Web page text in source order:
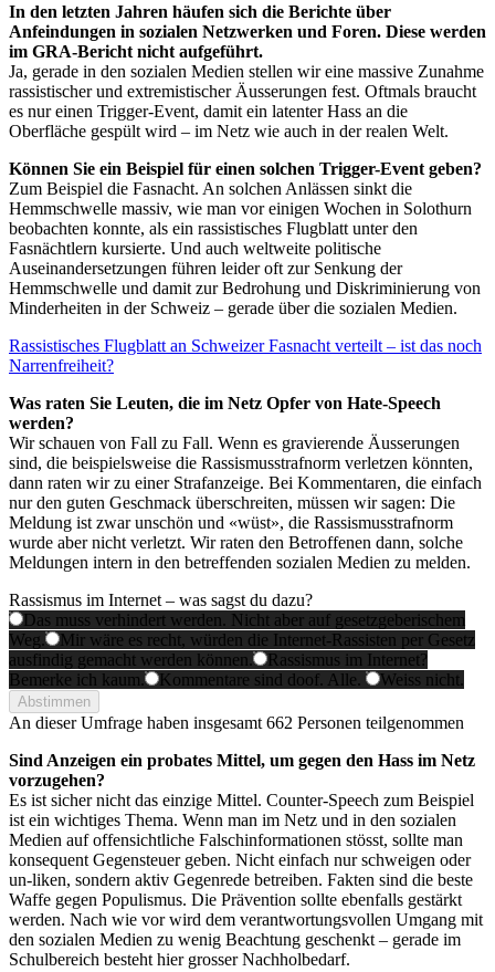
In den letzten Jahren häufen sich die Berichte über
Anfeindungen in sozialen Netzwerken und Foren. Diese werden
im GRA-Bericht nicht aufgeführt.
Ja, gerade in den sozialen Medien stellen wir eine massive Zunahme
rassistischer und extremistischer Äusserungen fest. Oftmals braucht
es nur einen Trigger-Event, damit ein latenter Hass an die
Oberfläche gespült wird – im Netz wie auch in der realen Welt.
Können Sie ein Beispiel für einen solchen Trigger-Event geben?
Zum Beispiel die Fasnacht. An solchen Anlässen sinkt die
Hemmschwelle massiv, wie man vor einigen Wochen in Solothurn
beobachten konnte, als ein rassistisches Flugblatt unter den
Fasnächtlern kursierte. Und auch weltweite politische
Auseinandersetzungen führen leider oft zur Senkung der
Hemmschwelle und damit zur Bedrohung und Diskriminierung von
Minderheiten in der Schweiz – gerade über die sozialen Medien.
Rassistisches Flugblatt an Schweizer Fasnacht verteilt – ist das noch
Narrenfreiheit?
Was raten Sie Leuten, die im Netz Opfer von Hate-Speech
werden?
Wir schauen von Fall zu Fall. Wenn es gravierende Äusserungen
sind, die beispielsweise die Rassismusstrafnorm verletzen könnten,
dann raten wir zu einer Strafanzeige. Bei Kommentaren, die einfach
nur den guten Geschmack überschreiten, müssen wir sagen: Die
Meldung ist zwar unschön und «wüst», die Rassismusstrafnorm
wurde aber nicht verletzt. Wir raten den Betroffenen dann, solche
Meldungen intern in den betreffenden sozialen Medien zu melden.
Rassismus im Internet – was sagst du dazu?
Das muss verhindert werden. Nicht aber auf gesetzgeberischem
Weg.
Mir wäre es recht, würden die Internet-Rassisten per Gesetz
ausfindig gemacht werden können.
Rassismus im Internet?
Bemerke ich kaum.
Kommentare sind doof. Alle. Weiss nicht.
Abstimmen
An dieser Umfrage haben insgesamt 662 Personen teilgenommen
Sind Anzeigen ein probates Mittel, um gegen den Hass im Netz
vorzugehen?
Es ist sicher nicht das einzige Mittel. Counter-Speech zum Beispiel
ist ein wichtiges Thema. Wenn man im Netz und in den sozialen
Medien auf offensichtliche Falschinformationen stösst, sollte man
konsequent Gegensteuer geben. Nicht einfach nur schweigen oder
un-liken, sondern aktiv Gegenrede betreiben. Fakten sind die beste
Waffe gegen Populismus. Die Prävention sollte ebenfalls gestärkt
werden. Nach wie vor wird dem verantwortungsvollen Umgang mit
den sozialen Medien zu wenig Beachtung geschenkt – gerade im
Schulbereich besteht hier grosser Nachholbedarf.